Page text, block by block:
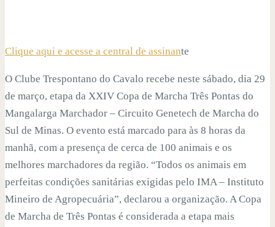
Clique aqui e acesse a central de assinante
O Clube Trespontano do Cavalo recebe neste sábado, dia 29
de março, etapa da XXIV Copa de Marcha Três Pontas do
Mangalarga Marchador – Circuito Genetech de Marcha do
Sul de Minas. O evento está marcado para às 8 horas da
manhã, com a presença de cerca de 100 animais e os
melhores marchadores da região. “Todos os animais em
perfeitas condições sanitárias exigidas pelo IMA – Instituto
Mineiro de Agropecuária”, declarou a organização. A Copa
de Marcha de Três Pontas é considerada a etapa mais